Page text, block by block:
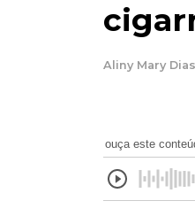
Aliny Mary
ouça este